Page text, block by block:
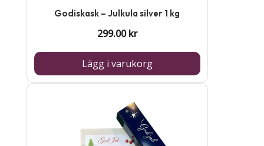
Godiskask – Julkula silver 1 kg
299.00kr
Lägg i varukorg